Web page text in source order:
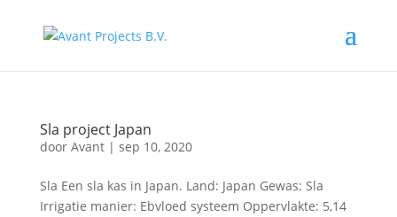
Sla project Japan
door Avant| sep 10, 2020
Sla Een sla kas in Japan. Land: Japan Gewas: Sla
Irrigatie manier: Ebvloed systeem Oppervlakte: 5,14